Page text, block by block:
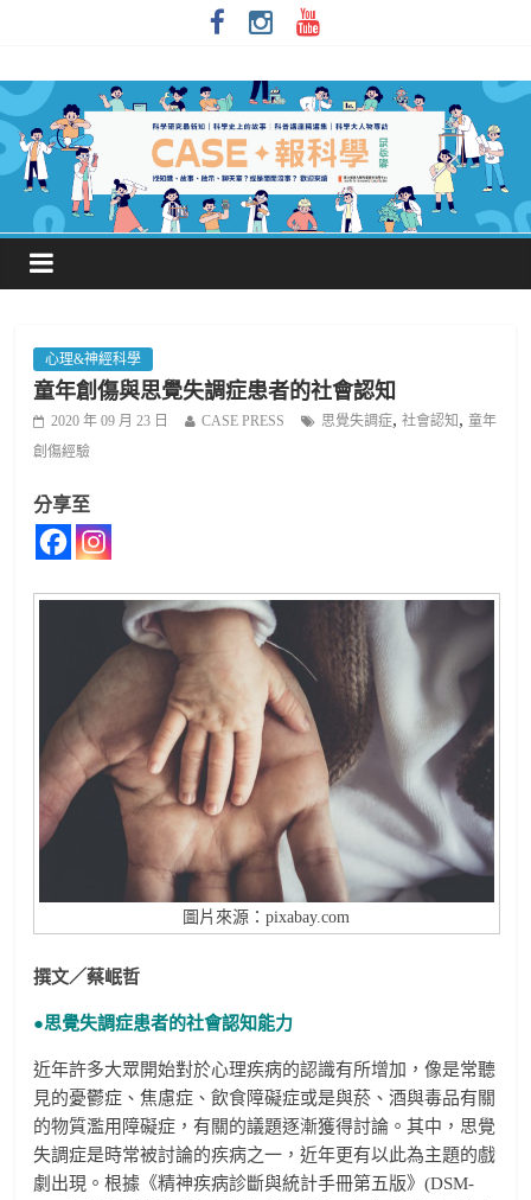
心理&神經科學
童年創傷與思覺失調症患者的社會認知
2020 年 09 月 23 日 CASE PRESS 思覺失調症,社會認知 ,童年
創傷經驗
分享至
圖片來源：pixabay.com
撰文／蔡岷哲
●思覺失調症患者的社會認知能力
近年許多大眾開始對於心理疾病的認識有所增加，像是常聽
見的憂鬱症、焦慮症、飲食障礙症或是與菸、酒與毒品有關
的物質濫用障礙症，有關的議題逐漸獲得討論。其中，思覺
失調症是時常被討論的疾病之一，近年更有以此為主題的戲
劇出現。根據《精神疾病診斷與統計手冊第五版》(DSM-